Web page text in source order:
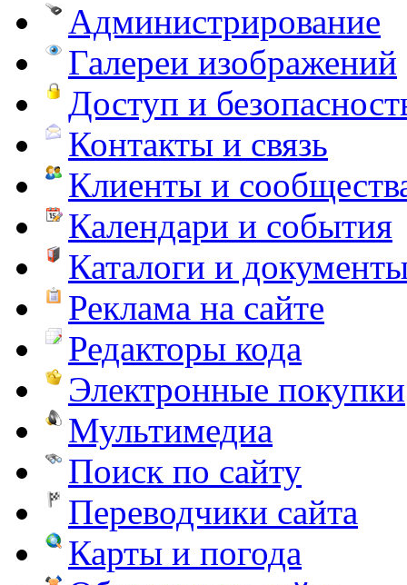
Администрирование
Галереи изображений
Доступ и
Контакты и связь
Клиенты и
Календари и события
Каталоги и
Реклама на сайте
Редакторы кода
Электронные покупки
Мультимедиа
Поиск по сайту
Переводчики сайта
Карты и погода